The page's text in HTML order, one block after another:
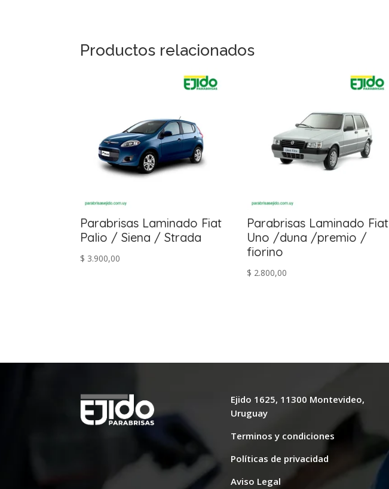
Productos relacionados
Parabrisas Laminado Fiat
Palio / Siena / Strada
$ 3.900,00
Parabrisas Laminado Fiat
Uno /duna /premio /
fiorino
$ 2.800,00
Ejido 1625, 11300 Montevideo,
Uruguay
Terminos y condiciones
Políticas de privacidad
Aviso Legal